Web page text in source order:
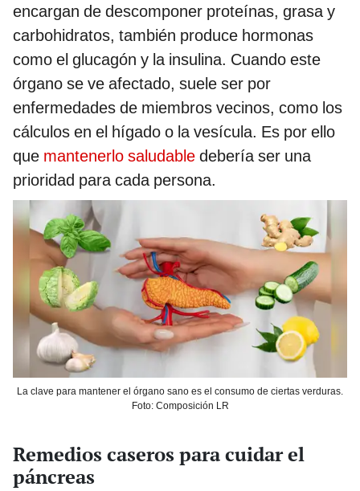
encargan de descomponer proteínas, grasa y
carbohidratos, también produce hormonas
como el glucagón y la insulina. Cuando este
órgano se ve afectado, suele ser por
enfermedades de miembros vecinos, como los
cálculos en el hígado o la vesícula. Es por ello
que mantenerlo saludable debería ser una
prioridad para cada persona.
La clave para mantener el órgano sano es el consumo de ciertas verduras.
Foto: Composición LR
Remedios caseros para cuidar el
páncreas